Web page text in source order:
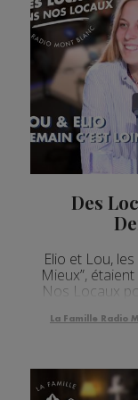
Des
Elio et Lou,
Mieux”,
Nos Locaux
La Famille Radio